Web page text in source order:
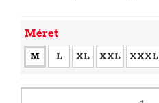
Méret
M L XL XXL XXXL